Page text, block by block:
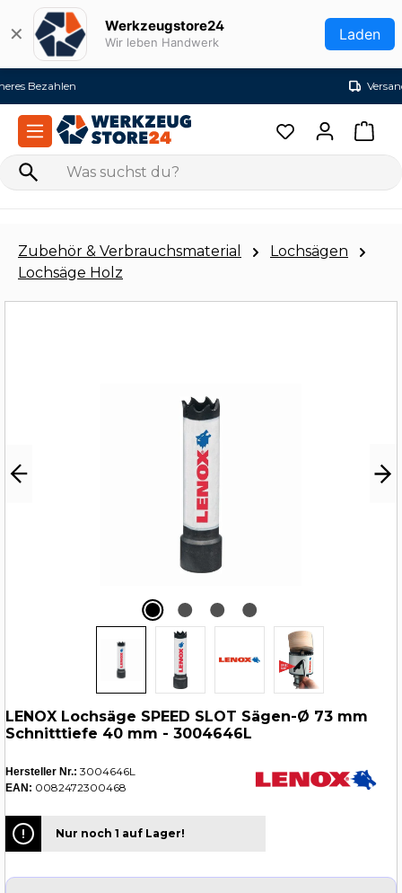
Zum Hauptinhalt springen
✕ Werkzeugstore24
Wir leben Handwerk Laden
Zubehör & Verbrauchsmaterial
Lochsägen
Lochsäge Holz
LENOX Lochsäge SPEED SLOT Sägen-Ø 73 mm
Schnitttiefe 40 mm - 3004646L
Hersteller Nr.: 3004646L
EAN: 0082472300468
Nur noch 1 auf Lager!